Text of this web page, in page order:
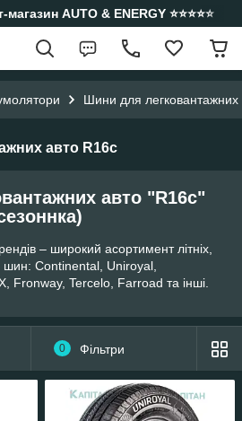
AUTO & ENERGY ⭐️⭐️⭐️⭐️⭐️
Шини для легковантажних
авто R16c
авто "R16c"
– широкий асортимент літніх,
шин: Continental, Uniroyal,
Fronway, Tercelo, Farroad та інші.
0 Фільтри